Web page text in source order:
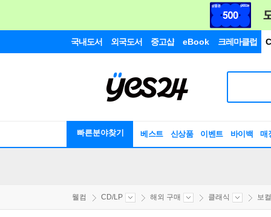
국내도서 외국도서 중고샵 eBook 크레마클럽
빠른분야찾기 베스트 신상품 이벤트 바이백 매
웰컴 CD/LP 해외 구매 클래식 보